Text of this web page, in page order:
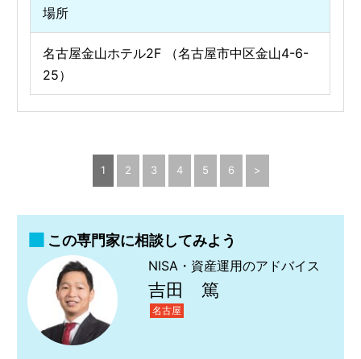
場所
名古屋金山ホテル2F （名古屋市中区金山4-6-
25）
1 2 3 4 5 6 >
この専門家に相談してみよう
NISA・資産運用のアドバイス
吉田 篤
名古屋